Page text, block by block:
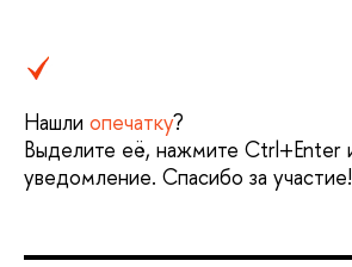
Нашли опечатку?
Выделите её, нажмите Ctrl+Enter
уведомление. Спасибо за участие!